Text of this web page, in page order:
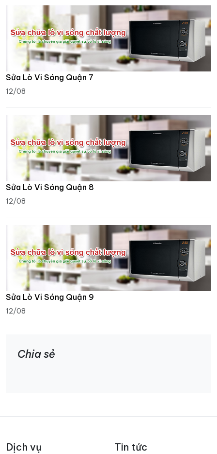
Sửa Lò Vi Sóng Quận 7
12/08
Sửa Lò Vi Sóng Quận 8
12/08
Sửa Lò Vi Sóng Quận 9
12/08
Chia sẻ
Dịch vụ Tin tức